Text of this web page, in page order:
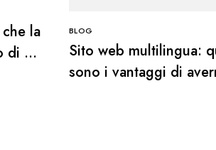
la
di un
BLOG
Sito web multilingua:
sono i vantaggi di